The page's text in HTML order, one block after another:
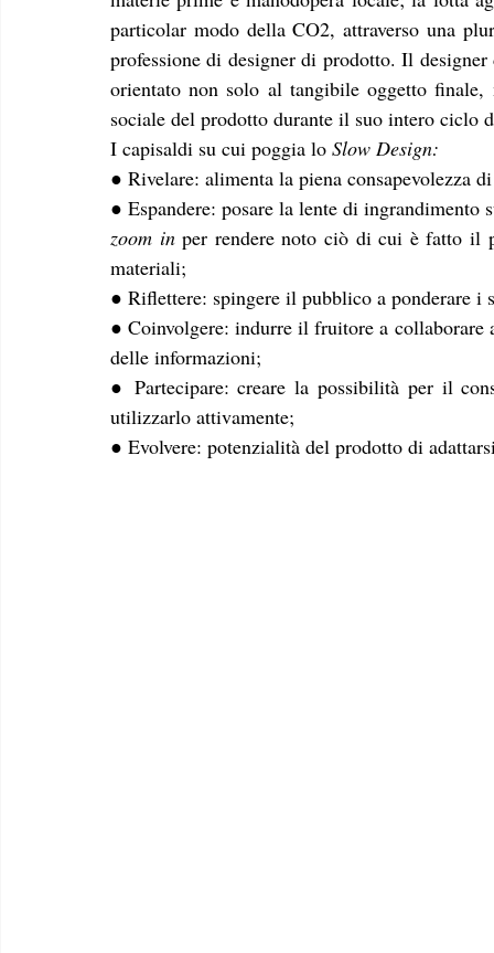
particolar modo della CO2, attraverso una
professione di designer di prodotto. Il
orientato non solo al tangibile oggetto finale,
sociale del prodotto durante il suo intero ciclo
I capisaldi su cui poggia lo Slow Design:
● Rivelare: alimenta la piena consapevolezza
zoom in per rendere noto ciò di cui è fatto il
materiali;
● Riflettere: spingere il pubblico a ponderare i
● Coinvolgere: indurre il fruitore a collaborare
delle informazioni;
● Partecipare: creare la possibilità per il
utilizzarlo attivamente;
● Evolvere: potenzialità del prodotto di